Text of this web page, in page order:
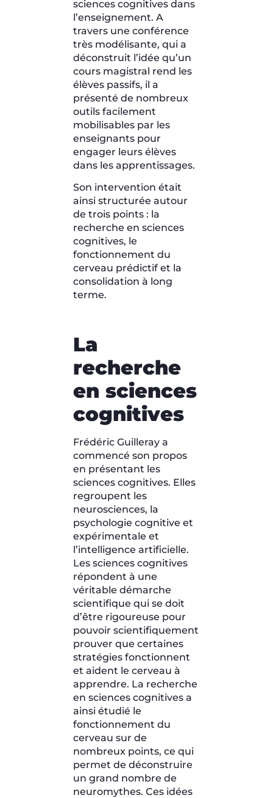
sciences cognitives dans
l’enseignement. A
travers une conférence
très modélisante, qui a
déconstruit l’idée qu’un
cours magistral rend les
élèves passifs, il a
présenté de nombreux
outils facilement
mobilisables par les
enseignants pour
engager leurs élèves
dans les apprentissages.
Son intervention était
ainsi structurée autour
de trois points : la
recherche en sciences
cognitives, le
fonctionnement du
cerveau prédictif et la
consolidation à long
terme.
La
recherche
en sciences
cognitives
Frédéric Guilleray a
commencé son propos
en présentant les
sciences cognitives. Elles
regroupent les
neurosciences, la
psychologie cognitive et
expérimentale et
l’intelligence artificielle.
Les sciences cognitives
répondent à une
véritable démarche
scientifique qui se doit
d’être rigoureuse pour
pouvoir scientifiquement
prouver que certaines
stratégies fonctionnent
et aident le cerveau à
apprendre. La recherche
en sciences cognitives a
ainsi étudié le
fonctionnement du
cerveau sur de
nombreux points, ce qui
permet de déconstruire
un grand nombre de
neuromythes. Ces idées